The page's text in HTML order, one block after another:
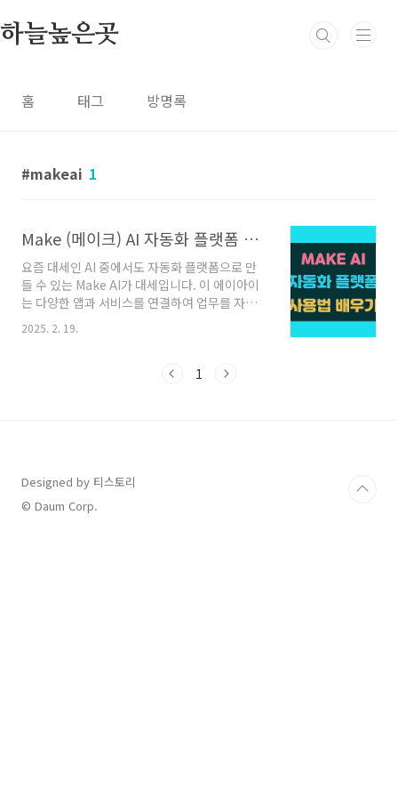
하늘높은곳
홈 태그 방명록
makeai 1
Make (메이크) AI 자동화 플랫폼 쉬운 사용법 알기
요즘 대세인 AI 중에서도 자동화 플랫폼으로 만
들 수 있는 Make AI가 대세입니다. 이 에이아이
는 다양한 앱과 서비스를 연결하여 업무를 자동
화하는 노코드(No-Code) 플랫폼입니다. 즉 어
려운 코딩 작업 없이 간단한 드래그 앤 드롭으로
다. Make AI 란 무엇인가?드래드 앤 드롭 방식
면 자동으로 지정된 작업 (액션) 수행주기적 실행
: 특정 시간 간격이나 조건을 설정하여 자동 반복
실행 가능..
2025. 2. 19.
1
Designed by 티스토리
© Daum Corp.